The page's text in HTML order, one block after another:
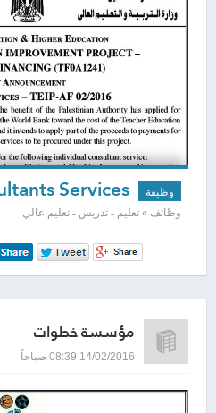
وظيفة
وظائف » تعليم - تدريس - تعليم عالي
مؤسسة خطوات
14/02/2016 08:39 صباحاً